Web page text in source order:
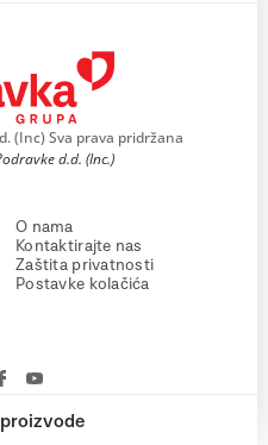
(Inc) Sva prava pridržana
d.d. (Inc.)
O nama
Kontaktirajte nas
Zaštita privatnosti
Postavke kolačića